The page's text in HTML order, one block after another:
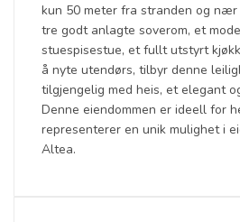
kun 50 meter fra stranden og
tre godt anlagte soverom, et
stuespisestue, et fullt utstyrt
å nyte utendørs, tilbyr denne
tilgjengelig med heis, et elegant
Denne eiendommen er ideell for
representerer en unik mulighet i
Altea.